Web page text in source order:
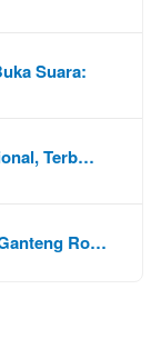
Suara:
Terb…
Ro…